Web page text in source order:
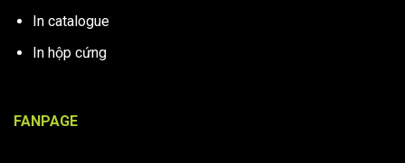
In catalogue
In hộp cứng
FANPAGE